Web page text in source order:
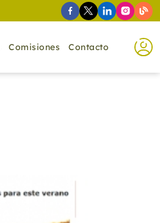
Comisiones Contacto